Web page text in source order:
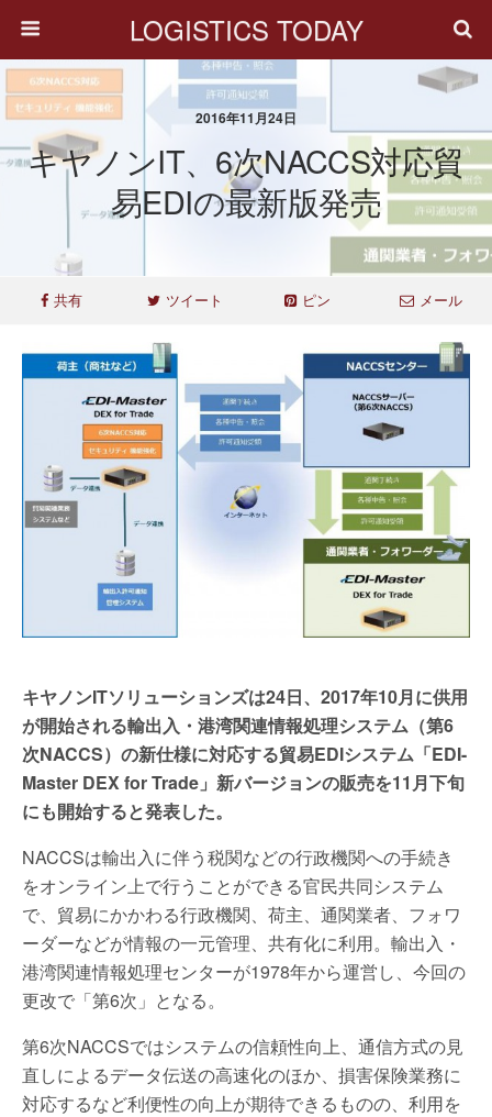
LOGISTICS TODAY
2016年11月24日
キヤノンIT、6次NACCS対応貿
易EDIの最新版発売
共有 ツイート ピン メール
キヤノンITソリューションズは24日、2017年10月に供用
が開始される輸出入・港湾関連情報処理システム（第6
次NACCS）の新仕様に対応する貿易EDIシステム「EDI-
Master DEX for Trade」新バージョンの販売を11月下旬
にも開始すると発表した。
NACCSは輸出入に伴う税関などの行政機関への手続き
をオンライン上で行うことができる官民共同システム
で、貿易にかかわる行政機関、荷主、通関業者、フォワ
ーダーなどが情報の一元管理、共有化に利用。輸出入・
港湾関連情報処理センターが1978年から運営し、今回の
更改で「第6次」となる。
第6次NACCSではシステムの信頼性向上、通信方式の見
直しによるデータ伝送の高速化のほか、損害保険業務に
対応するなど利便性の向上が期待できるものの、利用を